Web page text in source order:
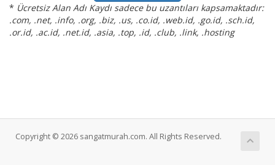
* Ücretsiz Alan Adı Kaydı sadece bu uzantıları kapsamaktadır:
.com, .net, .info, .org, .biz, .us, .co.id, .web.id, .go.id, .sch.id,
.or.id, .ac.id, .net.id, .asia, .top, .id, .club, .link, .hosting
Copyright © 2026 sangatmurah.com. All Rights Reserved.